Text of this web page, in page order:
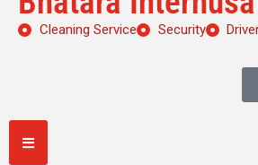
Cleaning Service Security